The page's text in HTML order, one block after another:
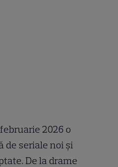
2026 o
de seriale noi și
De la drame